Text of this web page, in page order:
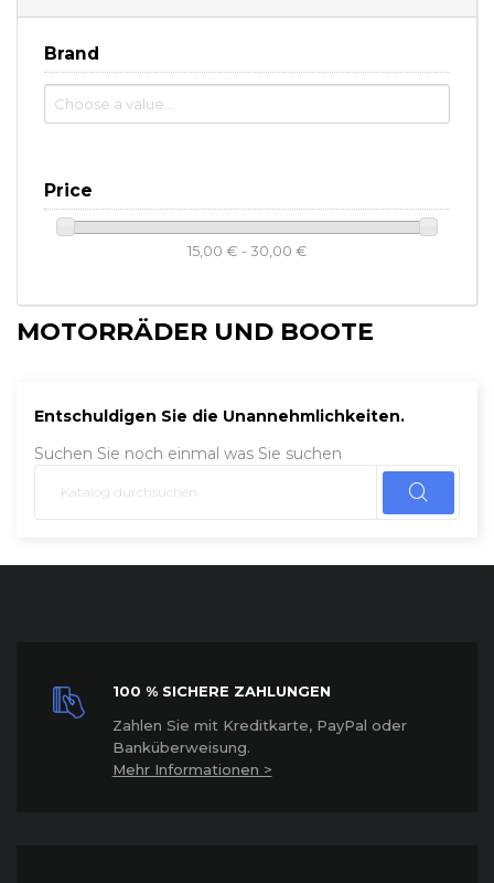
Brand
Price
15,00 € - 30,00 €
MOTORRÄDER UND BOOTE
Entschuldigen Sie die Unannehmlichkeiten.
Suchen Sie noch einmal was Sie suchen
100 % SICHERE ZAHLUNGEN
Zahlen Sie mit Kreditkarte, PayPal oder
Banküberweisung.
Mehr Informationen >